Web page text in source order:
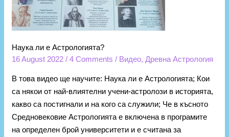
Наука ли е Астрологията?
16 August 2022/4 Comments / Видео, Древна Астрология
В това видео ще научите: Наука ли е Астрологията; Кои
са някои от най-влиятелни учени-астролози в историята,
какво са постигнали и на кого са служили; Че в късното
Средновековие Астрологията е включена в програмите
на определен брой университети и е считана за